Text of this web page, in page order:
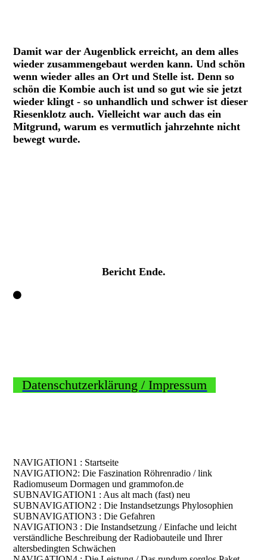
Damit war der Augenblick erreicht, an dem alles
wieder zusammengebaut werden kann. Und schön
wenn wieder alles an Ort und Stelle ist. Denn so
schön die Kombie auch ist und so gut wie sie jetzt
wieder klingt - so unhandlich und schwer ist dieser
Riesenklotz auch. Vielleicht war auch das ein
Mitgrund, warum es vermutlich jahrzehnte nicht
bewegt wurde.
Bericht Ende.
Datenschutzerklärung / Impressum
NAVIGATION1 : Startseite
NAVIGATION2: Die Faszination Röhrenradio / link
Radiomuseum Dormagen und grammofon.de
SUBNAVIGATION1 : Aus alt mach (fast) neu
SUBNAVIGATION2 : Die Instandsetzungs Phylosophien
SUBNAVIGATION3 : Die Gefahren
NAVIGATION3 : Die Instandsetzung / Einfache und leicht
verständliche Beschreibung der Radiobauteile und Ihrer
altersbedingten Schwächen